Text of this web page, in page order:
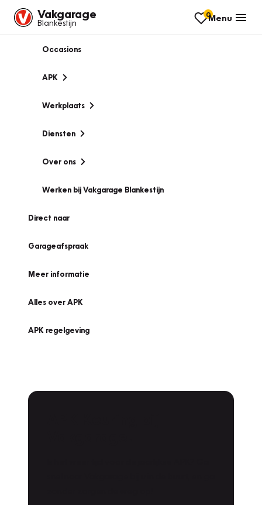
Vakgarage
Blankestijn
0Menu
Occasions
APK
Werkplaats
Diensten
Over ons
Werken bij Vakgarage Blankestijn
Direct naar
Garageafspraak
Meer informatie
Alles over APK
APK regelgeving